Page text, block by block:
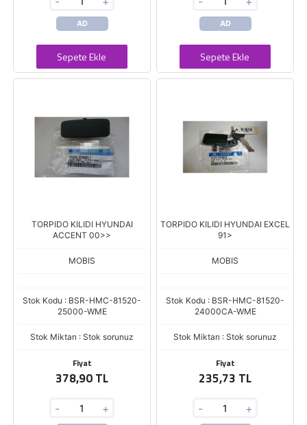
AD
Sepete Ekle
AD
Sepete Ekle
TORPIDO KILIDI HYUNDAI
ACCENT 00>>
MOBIS
Stok Kodu : BSR-HMC-81520-
25000-WME
Stok Miktarı : Stok sorunuz
Fiyat
378,90 TL
- +
TORPIDO KILIDI HYUNDAI EXCEL
91>
MOBIS
Stok Kodu : BSR-HMC-81520-
24000CA-WME
Stok Miktarı : Stok sorunuz
Fiyat
235,73 TL
- +